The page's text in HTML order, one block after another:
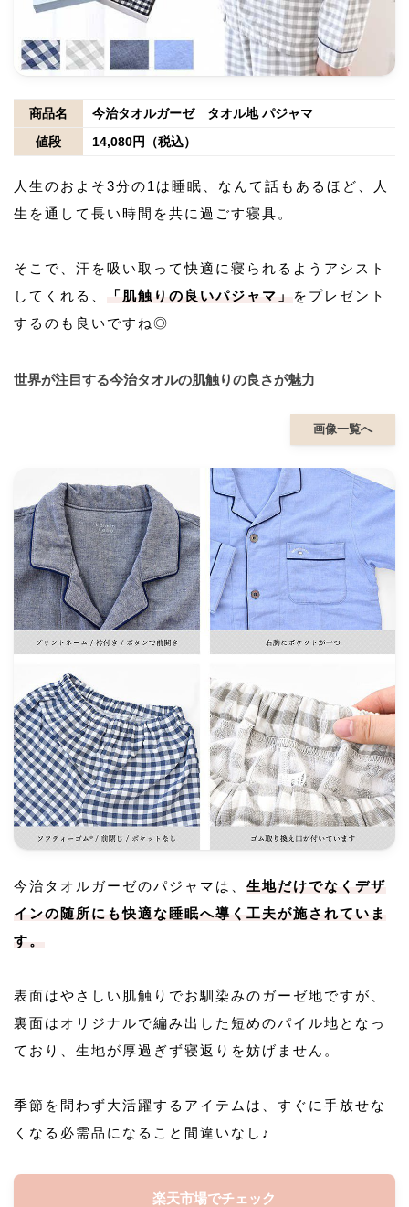
商品名
今治タオルガーゼ タオル地 パジャマ
値段
14,080円（税込）
人生のおよそ3分の1は睡眠、なんて話もあるほど、人
生を通して長い時間を共に過ごす寝具。
そこで、汗を吸い取って快適に寝られるようアシスト
してくれる、
「肌触りの良いパジャマ」
をプレゼント
するのも良いですね◎
世界が注目する今治タオルの肌触りの良さが魅力
画像一覧へ
今治タオルガーゼのパジャマは、 生地だけでなくデザ
インの随所にも快適な睡眠へ導く工夫が施されていま
す。
表面はやさしい肌触りでお馴染みのガーゼ地ですが、
裏面はオリジナルで編み出した短めのパイル地となっ
ており、生地が厚過ぎず寝返りを妨げません。
季節を問わず大活躍するアイテムは、すぐに手放せな
くなる必需品になること間違いなし♪
楽天市場でチェック